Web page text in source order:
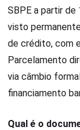
SBPE a partir de
visto
de crédito, com
Parcelamento
via câmbio
financiamento
Qual é o